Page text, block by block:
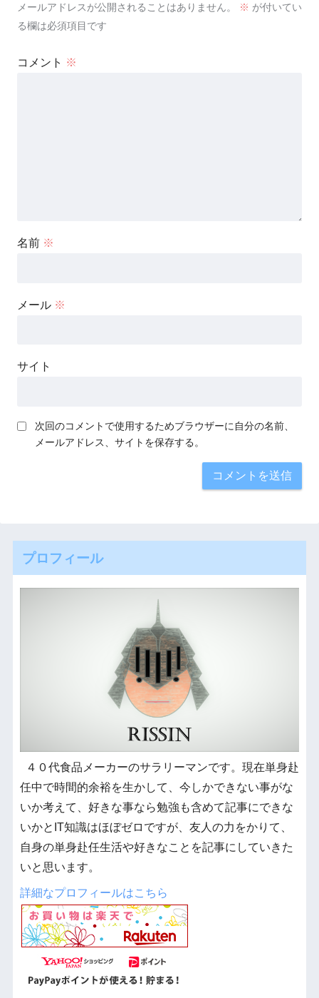
メールアドレスが公開されることはありません。 ※ が付いてい
る欄は必須項目です
コメント ※
名前 ※
メール ※
サイト
次回のコメントで使用するためブラウザーに自分の名前、
メールアドレス、サイトを保存する。
プロフィール
４０代食品メーカーのサラリーマンです。現在単身赴
任中で時間的余裕を生かして、今しかできない事がな
いか考えて、好きな事なら勉強も含めて記事にできな
いかとIT知識はほぼゼロですが、友人の力をかりて、
自身の単身赴任生活や好きなことを記事にしていきた
いと思います。
詳細なプロフィールはこちら